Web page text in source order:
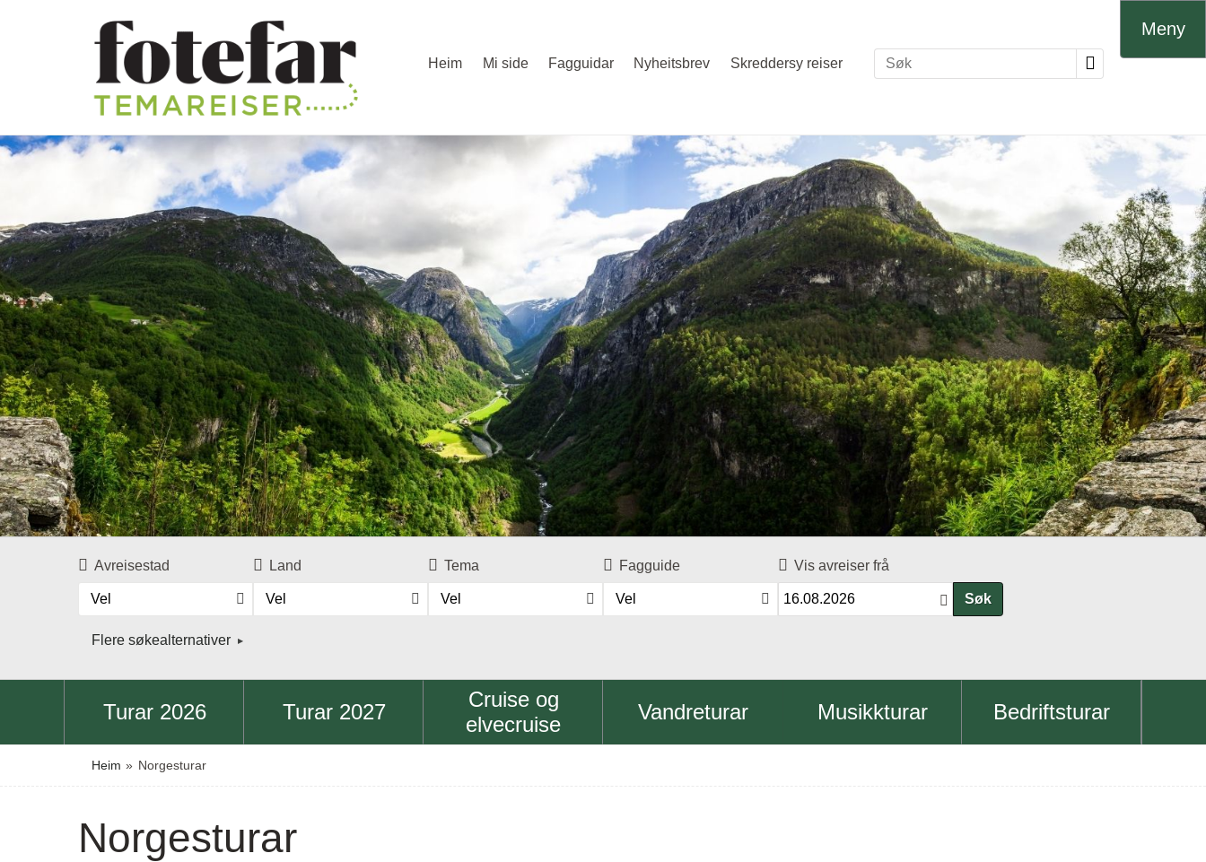
Heim Mi side Fagguidar Nyheitsbrev Skreddersy reiser
Avreisestad
Vel
Land
Vel
Tema
Vel
Fagguide
Vel
Vis avreiser frå
Søk
Flere søkealternativer
Turar 2026 Turar 2027
Cruise og
elvecruise
Vandreturar Musikkturar Bedriftsturar
Heim » Norgesturar
Norgesturar
Meny